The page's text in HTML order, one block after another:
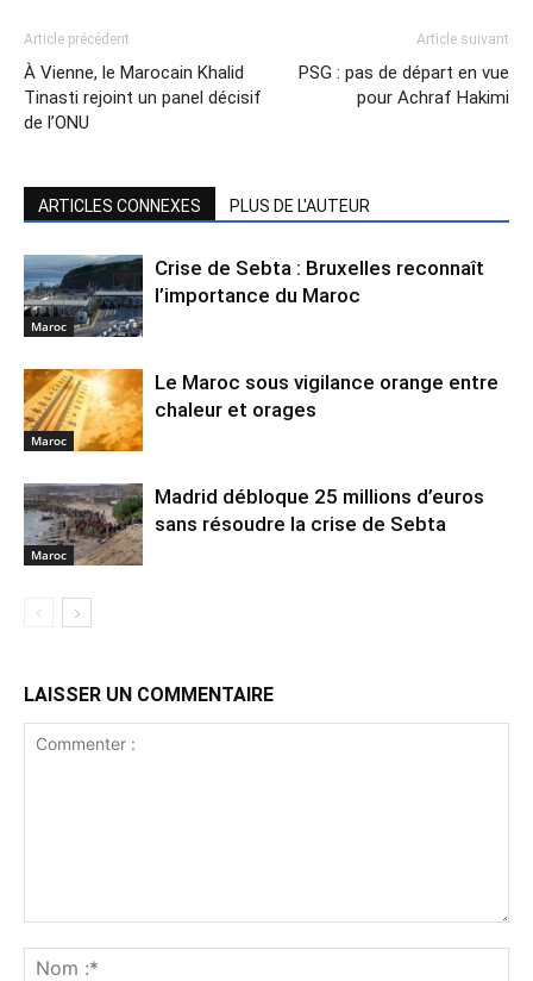
Article précédent
À Vienne, le Marocain Khalid
Tinasti rejoint un panel décisif
de l’ONU
Article suivant
PSG : pas de départ en vue
pour Achraf Hakimi
ARTICLES CONNEXES PLUS DE L'AUTEUR
Maroc
Crise de Sebta : Bruxelles reconnaît
l’importance du Maroc
Maroc
Le Maroc sous vigilance orange entre
chaleur et orages
Maroc
Madrid débloque 25 millions d’euros
sans résoudre la crise de Sebta
LAISSER UN COMMENTAIRE